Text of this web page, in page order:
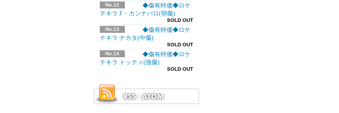
No.12
◆傷有特価◆ロケ
テキラ F・カンナバロ(弱傷)
SOLD OUT
No.13
◆傷有特価◆ロケ
テキラ ナカタ(中傷)
SOLD OUT
No.14
◆傷有特価◆ロケ
テキラ トッティ(強傷)
SOLD OUT